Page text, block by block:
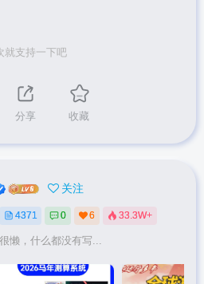
就支持一下吧
分享 收藏
关注
4371 0 6 33.3W+
懒，什么都没有写...